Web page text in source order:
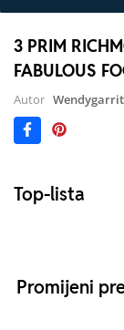
3 PRIM
FABULOUS
Autor
Top-lista
Promijeni